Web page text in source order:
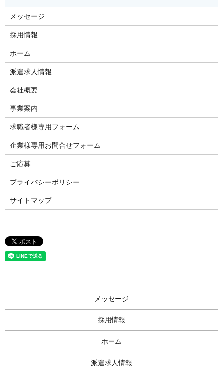
メッセージ
採用情報
ホーム
派遣求人情報
会社概要
事業案内
求職者様専用フォーム
企業様専用お問合せフォーム
ご応募
プライバシーポリシー
サイトマップ
メッセージ
採用情報
ホーム
派遣求人情報